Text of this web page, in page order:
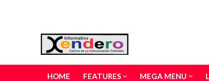
HOME FEATURES MEGA MENU